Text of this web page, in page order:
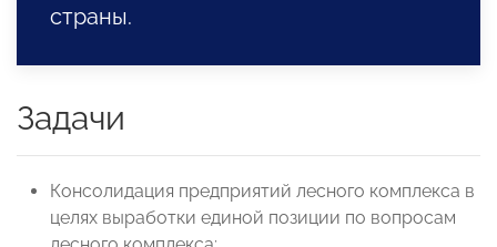
страны.
Задачи
Консолидация предприятий лесного комплекса в
целях выработки единой позиции по вопросам